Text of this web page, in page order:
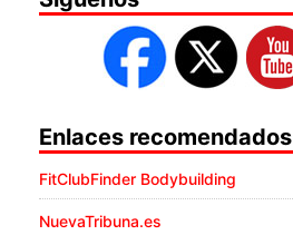
Enlaces recomendados
FitClubFinder Bodybuilding
NuevaTribuna.es